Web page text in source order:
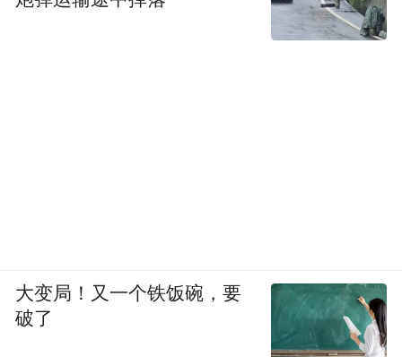
大变局！又一个铁饭碗，要
破了